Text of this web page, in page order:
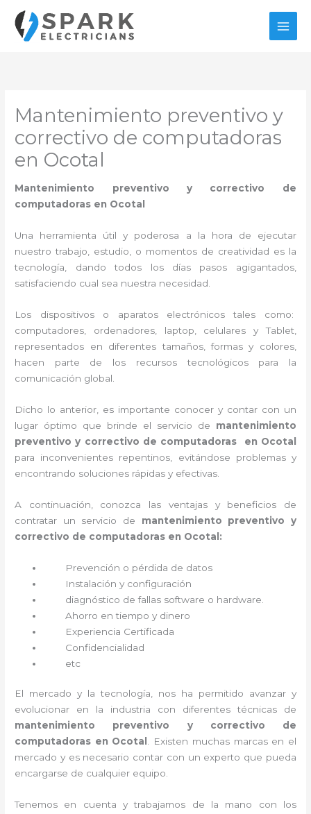
contenido
Mantenimiento preventivo y
correctivo de computadoras
en Ocotal
Mantenimiento preventivo y correctivo de
computadoras en Ocotal
Una herramienta útil y poderosa a la hora de ejecutar
nuestro trabajo, estudio, o momentos de creatividad es la
tecnología, dando todos los días pasos agigantados,
satisfaciendo cual sea nuestra necesidad.
Los dispositivos o aparatos electrónicos tales como:
computadores, ordenadores, laptop, celulares y Tablet,
representados en diferentes tamaños, formas y colores,
hacen parte de los recursos tecnológicos para la
comunicación global.
Dicho lo anterior, es importante conocer y contar con un
lugar óptimo que brinde el servicio de mantenimiento
preventivo y correctivo de computadoras en Ocotal
para inconvenientes repentinos, evitándose problemas y
encontrando soluciones rápidas y efectivas.
A continuación, conozca las ventajas y beneficios de
contratar un servicio de mantenimiento preventivo y
correctivo de computadoras en Ocotal:
Prevención o pérdida de datos
Instalación y configuración
diagnóstico de fallas software o hardware
Ahorro en tiempo y dinero
Experiencia Certificada
Confidencialidad
etc
El mercado y la tecnología, nos ha permitido avanzar y
evolucionar en la industria con diferentes técnicas de
mantenimiento preventivo y correctivo de
computadoras en Ocotal
. Existen muchas marcas en el
mercado y es necesario contar con un experto que pueda
encargarse de cualquier equipo.
Tenemos en cuenta y trabajamos de la mano con los